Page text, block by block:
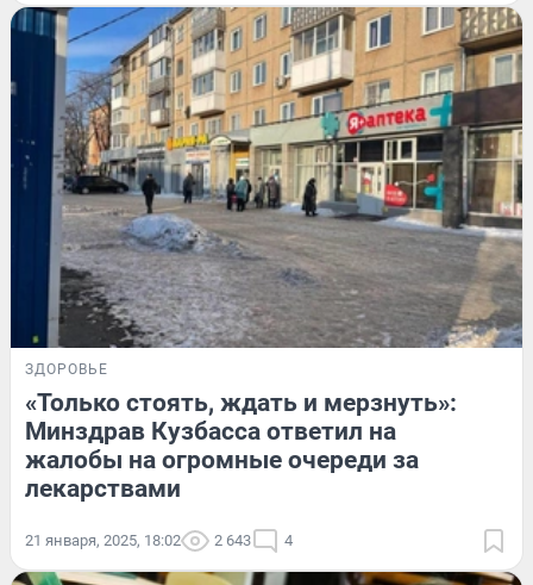
ЗДОРОВЬЕ
«Только стоять, ждать и мерзнуть»:
Минздрав Кузбасса ответил на
жалобы на огромные очереди за
лекарствами
21 января, 2025, 18:02 2 643 4